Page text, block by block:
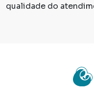
qualidade do